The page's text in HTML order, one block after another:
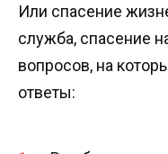
Или спасение
служба, спасение
вопросов, на
ответы: